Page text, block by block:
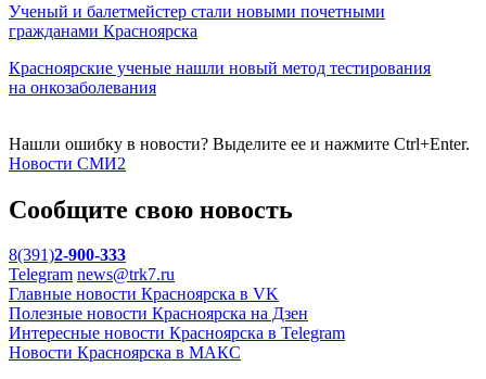
Ученый и балетмейстер стали новыми почетными
гражданами Красноярска
Красноярские ученые нашли новый метод тестирования
на онкозаболевания
Нашли ошибку в новости? Выделите ее и нажмите Ctrl+Enter.
Новости СМИ2
Сообщите свою новость
8(391)2-900-333
Telegram news@trk7.ru
Главные новости Красноярска в VK
Полезные новости Красноярска на Дзен
Интересные новости Красноярска в Telegram
Новости Красноярска в МАКС